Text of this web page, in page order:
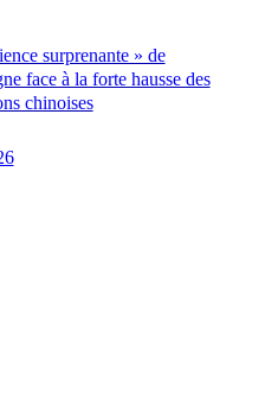
surprenante » de
face à la forte hausse des
chinoises